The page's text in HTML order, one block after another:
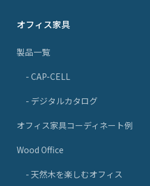
オフィス家具
製品一覧
- CAP-CELL
- デジタルカタログ
オフィス家具コーディネート例
Wood Office
- 天然木を楽しむオフィス